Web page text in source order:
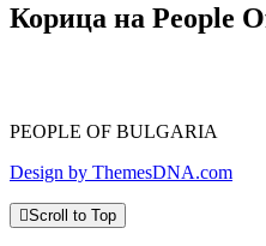
Корица на People
PEOPLE OF BULGARIA
Design by ThemesDNA.com
Scroll to Top